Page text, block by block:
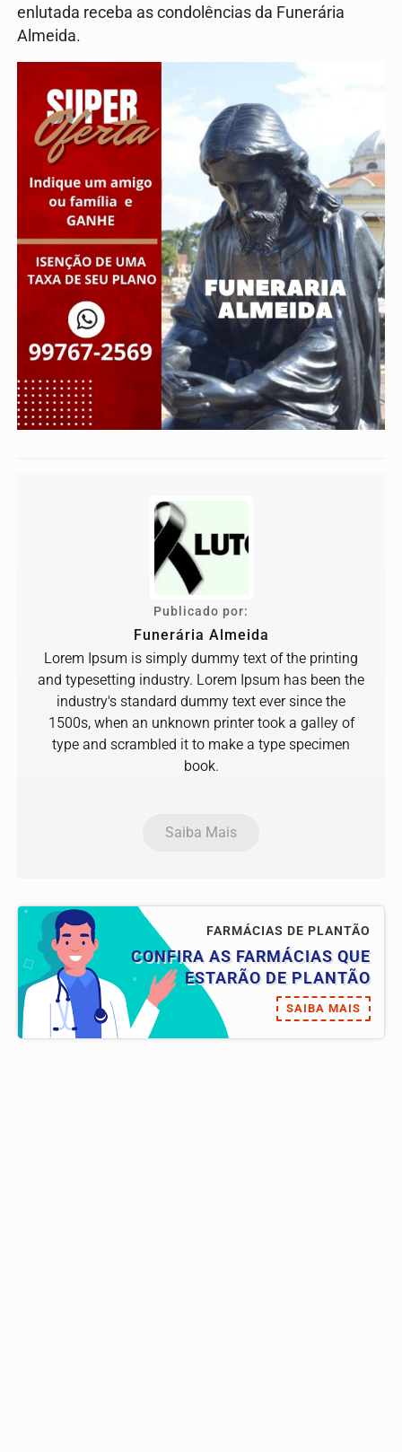
enlutada receba as condolências da Funerária
Almeida.
Publicado por:
Funerária Almeida
Lorem Ipsum is simply dummy text of the printing
and typesetting industry. Lorem Ipsum has been the
industry's standard dummy text ever since the
1500s, when an unknown printer took a galley of
type and scrambled it to make a type specimen
book.
Saiba Mais
FARMÁCIAS DE PLANTÃO
CONFIRA AS FARMÁCIAS QUE
ESTARÃO DE PLANTÃO
SAIBA MAIS